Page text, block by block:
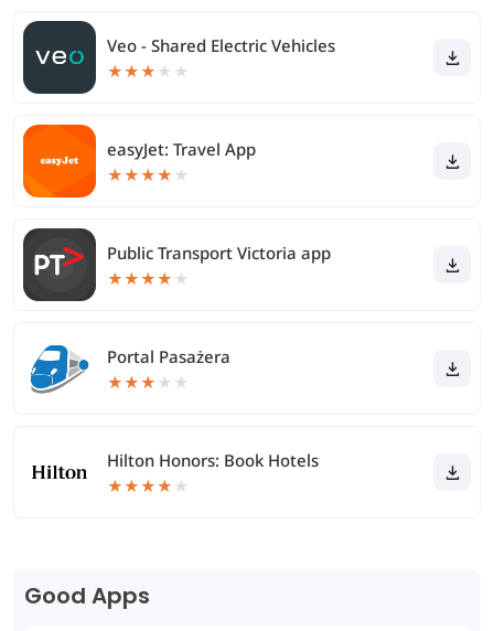
Veo - Shared Electric Vehicles
★★★ ★ ★
easyJet: Travel App
★★★★ ★
Public Transport Victoria app
★★★★ ★
Portal Pasażera
★★★ ★ ★
Hilton Honors: Book Hotels
★★★★ ★
Good Apps